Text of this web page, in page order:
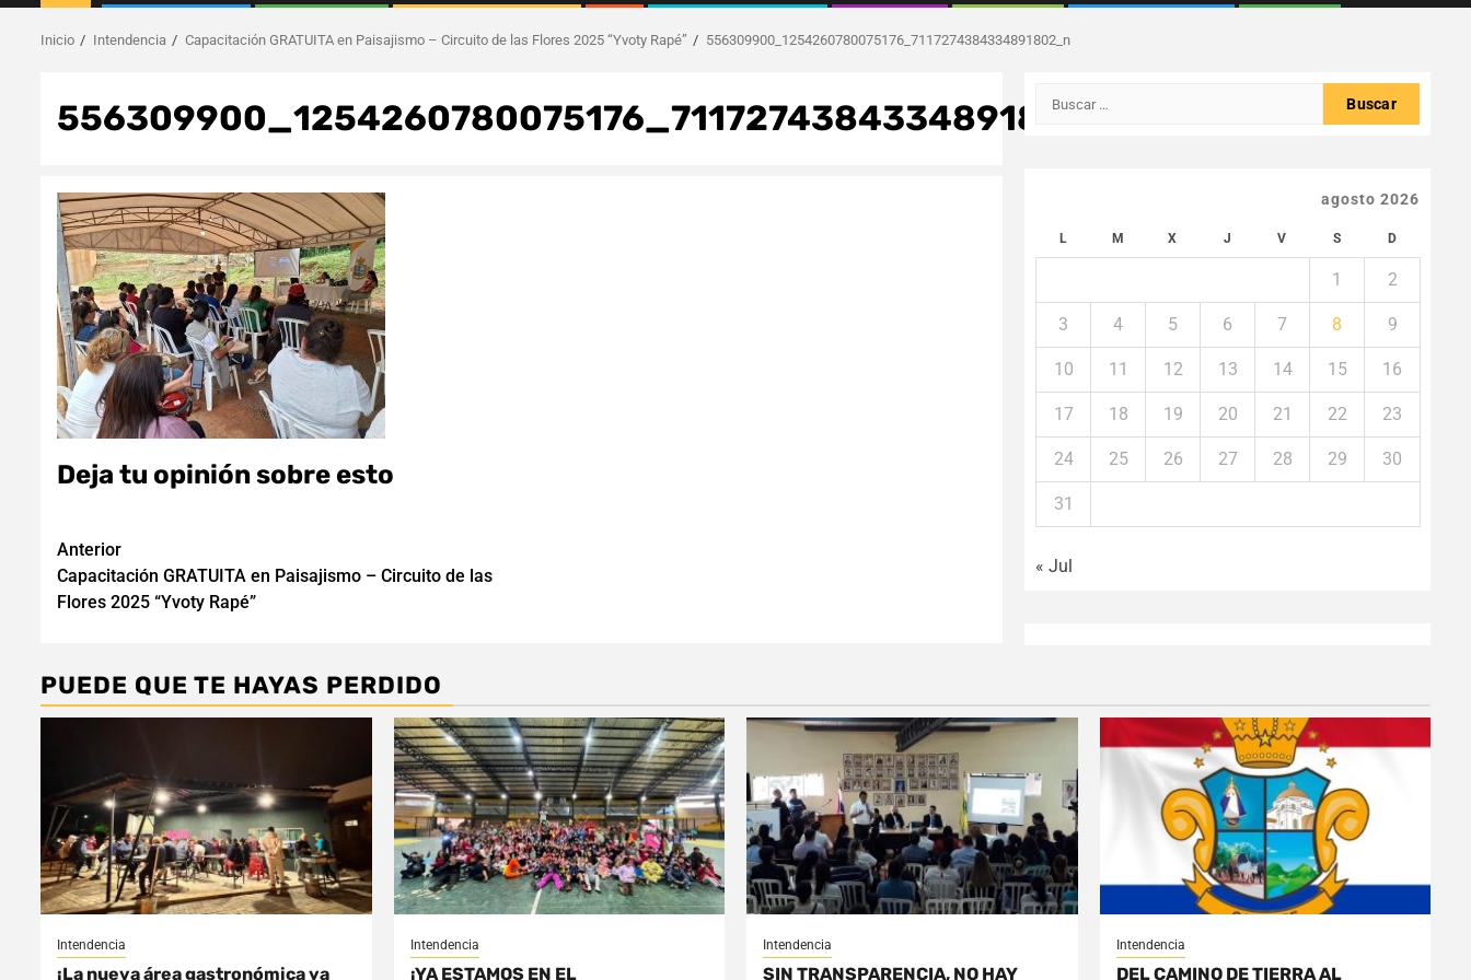
Inicio Intendencia Capacitación GRATUITA en Paisajismo – Circuito de las Flores 2025 “Yvoty Rapé” 556309900_1254260780075176_7117274384334891802_n
556309900_1254260780075176_7117274384334891802_n
Deja tu opinión sobre esto
Navegación
de
Anterior
Capacitación GRATUITA en Paisajismo – Circuito de las
Flores 2025 “Yvoty Rapé”
Buscar:
agosto 2026
L M X J V S D
1 2
3 4 5 6 7 8 9
10 11 12 13 14 15 16
17 18 19 20 21 22 23
24 25 26 27 28 29 30
31
« Jul
PUEDE QUE TE HAYAS PERDIDO
Intendencia
¡La nueva área gastronómica ya
Intendencia
¡YA ESTAMOS EN EL
Intendencia
SIN TRANSPARENCIA, NO HAY
Intendencia
DEL CAMINO DE TIERRA AL